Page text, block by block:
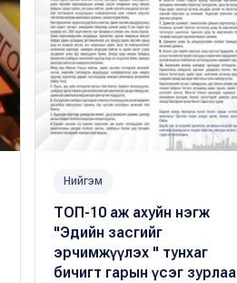
Нийгэм
ТОП-10 аж ахуйн нэгж
"Эдийн засгийг
эрчимжүүлэх " тунхаг
бичигт гарын үсэг зурлаа